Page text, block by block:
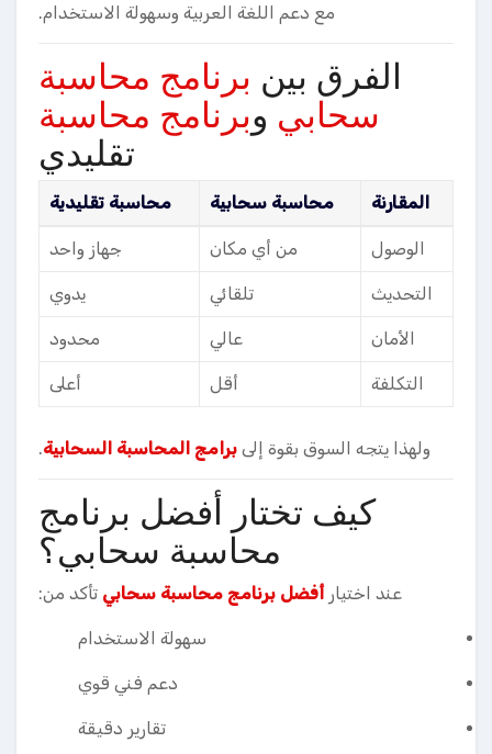
مع دعم اللغة العربية وسهولة الاستخدام.
الفرق بين برنامج محاسبة
سحابي وبرنامج محاسبة
تقليدي
المقارنة محاسبة سحابية محاسبة تقليدية
الوصول من أي مكان جهاز واحد
التحديث تلقائي يدوي
الأمان عالي محدود
التكلفة أقل أعلى
ولهذا يتجه السوق بقوة إلى برامج المحاسبة السحابية.
كيف تختار أفضل برنامج
محاسبة سحابي؟
عند اختيار أفضل برنامج محاسبة سحابي تأكد من:
سهولة الاستخدام
دعم فني قوي
تقارير دقيقة